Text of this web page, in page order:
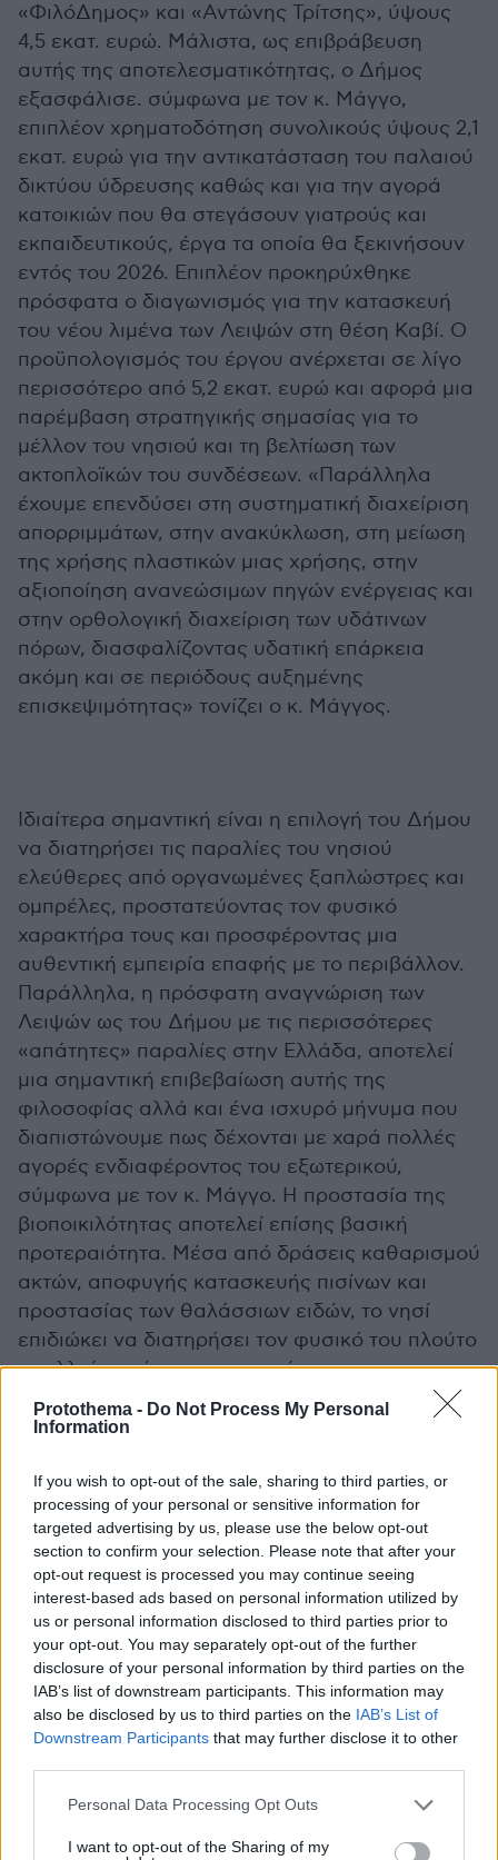
Protothema - Do Not Process My Personal
Information
If you wish to opt-out of the sale, sharing to third parties, or
processing of your personal or sensitive information for
targeted advertising by us, please use the below opt-out
section to confirm your selection. Please note that after your
opt-out request is processed you may continue seeing
interest-based ads based on personal information utilized by
us or personal information disclosed to third parties prior to
your opt-out. You may separately opt-out of the further
disclosure of your personal information by third parties on the
IAB’s list of downstream participants. This information may
also be disclosed by us to third parties on the IAB’s List of
Downstream Participants that may further disclose it to other
Please note that this website/app uses one or more Google
not limited to your visit or usage behaviour. You may click to
Personal Data Processing Opt Outs
I want to opt-out of the Sharing of my
«ΦιλόΔημος» και «Αντώνης Τρίτσης», ύψους
4,5 εκατ. ευρώ. Μάλιστα, ως επιβράβευση
αυτής της αποτελεσματικότητας, ο Δήμος
εξασφάλισε. σύμφωνα με τον κ. Μάγγο,
επιπλέον χρηματοδότηση συνολικούς ύψους 2,1
εκατ. ευρώ για την αντικατάσταση του παλαιού
δικτύου ύδρευσης καθώς και για την αγορά
κατοικιών που θα στεγάσουν γιατρούς και
εκπαιδευτικούς, έργα τα οποία θα ξεκινήσουν
εντός του 2026. Επιπλέον προκηρύχθηκε
πρόσφατα ο διαγωνισμός για την κατασκευή
του νέου λιμένα των Λειψών στη θέση Καβί. Ο
προϋπολογισμός του έργου ανέρχεται σε λίγο
περισσότερο από 5,2 εκατ. ευρώ και αφορά μια
παρέμβαση στρατηγικής σημασίας για το
μέλλον του νησιού και τη βελτίωση των
ακτοπλοϊκών του συνδέσεων. «Παράλληλα
έχουμε επενδύσει στη συστηματική διαχείριση
απορριμμάτων, στην ανακύκλωση, στη μείωση
της χρήσης πλαστικών μιας χρήσης, στην
αξιοποίηση ανανεώσιμων πηγών ενέργειας και
στην ορθολογική διαχείριση των υδάτινων
πόρων, διασφαλίζοντας υδατική επάρκεια
ακόμη και σε περιόδους αυξημένης
επισκεψιμότητας» τονίζει ο κ. Μάγγος.
Ιδιαίτερα σημαντική είναι η επιλογή του Δήμου
να διατηρήσει τις παραλίες του νησιού
ελεύθερες από οργανωμένες ξαπλώστρες και
ομπρέλες, προστατεύοντας τον φυσικό
χαρακτήρα τους και προσφέροντας μια
αυθεντική εμπειρία επαφής με το περιβάλλον.
Παράλληλα, η πρόσφατη αναγνώριση των
Λειψών ως του Δήμου με τις περισσότερες
«απάτητες» παραλίες στην Ελλάδα, αποτελεί
μια σημαντική επιβεβαίωση αυτής της
φιλοσοφίας αλλά και ένα ισχυρό μήνυμα που
διαπιστώνουμε πως δέχονται με χαρά πολλές
αγορές ενδιαφέροντος του εξωτερικού,
σύμφωνα με τον κ. Μάγγο. Η προστασία της
βιοποικιλότητας αποτελεί επίσης βασική
προτεραιότητα. Μέσα από δράσεις καθαρισμού
ακτών, αποφυγής κατασκευής πισίνων και
προστασίας των θαλάσσιων ειδών, το νησί
επιδιώκει να διατηρήσει τον φυσικό του πλούτο
αναλλοίωτο ώστε να μπορούν να το
απολαμβάνουν στο μέγιστο οι κάτοικοι, οι
επισκέπτες και οι επόμενες γενιές.
διατηρούμε τον χαρακτήρα του τόπου μας και
επενδύουμε σε ένα βιώσιμο μοντέλο
ανάπτυξης ενώ παράλληλα αναβαθμίζουμε τις
υπηρεσίες και υποδομές από πλευράς Δήμου,
τοπικής κοινωνίας και επαγγελματιών, γεγονός
που διαφαίνεται και από τα διαδοχικά ρεκόρ
επισκεψιμότητας που καταγράφονται τα
τελευταία έτη στο νησί μας. Πιστεύουμε ότι οι
προορισμοί που παραμένουν αυθεντικοί και
διατηρούν την ταυτότητά τους θα είναι εκείνοι
που θα ανταποκριθούν καλύτερα στις
απαιτήσεις του μέλλοντος και θα